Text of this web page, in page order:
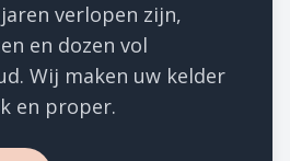
verlopen zijn,
en dozen vol
Wij maken uw kelder
en proper.